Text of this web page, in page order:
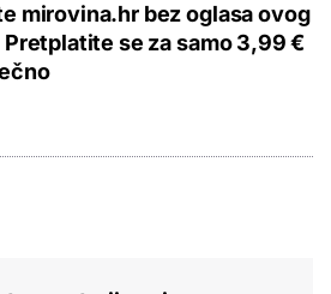
mirovina.hr bez oglasa ovog
se za samo 3,99 €